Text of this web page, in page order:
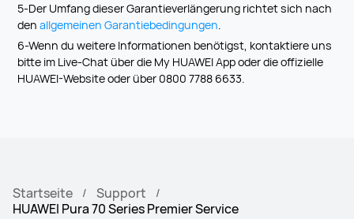
5-Der Umfang dieser Garantieverlängerung richtet sich nach
denallgemeinen Garantiebedingungen.
6-Wenn du weitere Informationen benötigst, kontaktiere uns
bitte im Live-Chat über die My HUAWEI App oder die offizielle
HUAWEI-Website oder über 0800 7788 6633.
Startseite
Support
HUAWEI Pura 70 Series Premier Service